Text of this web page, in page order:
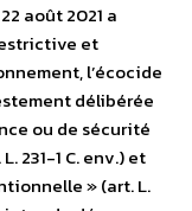
août 2021 a
et
l’écocide
délibérée
ou de sécurité
231-1 C. env.) et
» (art. L.